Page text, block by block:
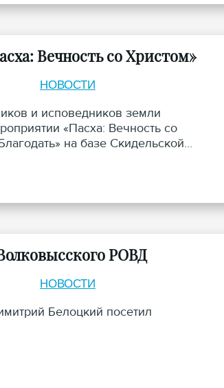
Вечность со Христом»
НОВОСТИ
и исповедников земли
«Пасха: Вечность со
на базе Скидельской
РОВД
НОВОСТИ
Белоцкий посетил